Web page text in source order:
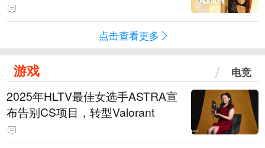
点击查看更多
游戏 电竞
2025年HLTV最佳女选手ASTRA宣
布告别CS项目，转型Valorant